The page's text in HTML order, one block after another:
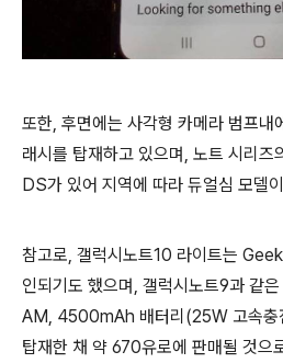
또한, 후면에는 사각형 카메라 범프
래시를 탑재하고 있으며, 노트 시리즈
DS가 있어 지역에 따라 듀얼심 모델
참고로, 갤럭시노트10 라이트는
인되기도 했으며, 갤럭시노트9과 같
AM, 4500mAh 배터리(25W 고속충
탑재한 채 약 670유로에 판매될 것으